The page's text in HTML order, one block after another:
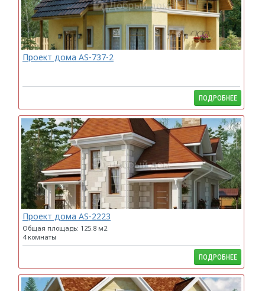
Проект дома AS-737-2
ПОДРОБНЕЕ
Проект дома AS-2223
Общая площадь: 125.8 м2
4 комнаты
ПОДРОБНЕЕ